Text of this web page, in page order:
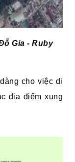
Gia - Ruby
cho việc di
địa điểm xung